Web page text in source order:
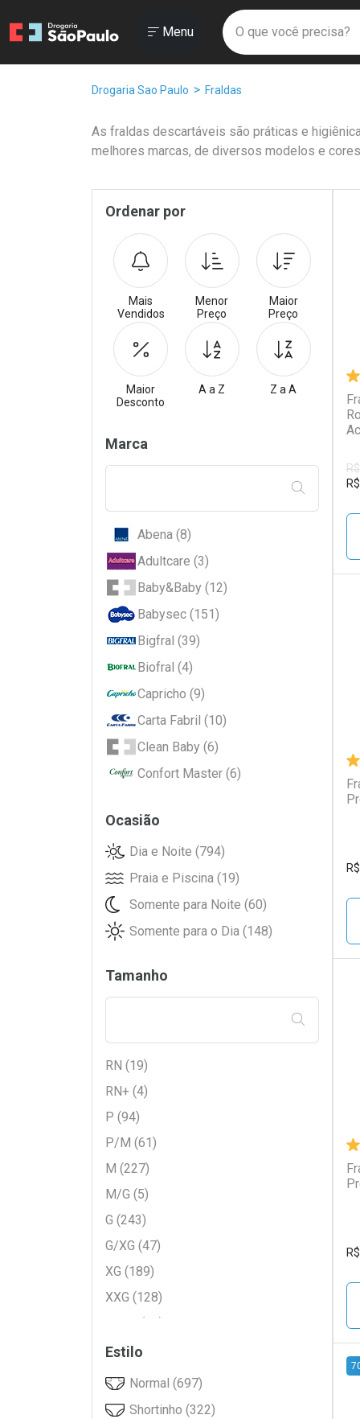
Drogaria São Paulo
Ir direto para a home
pela página
Ir direto para o conteúdo
Ir direto para a ajuda
Ir direto para o carrinho
Ir direto para o menu
Faça a sua
O que você
Menu
Abrir ou Fechar
Menu
Breadcrumb
Drogaria Sao Paulo Fraldas
As fraldas descartáveis são práticas e
melhores marcas, de diversos modelos e
Promoções em Destaque
R$
R$
R$
Sidebar
Ordenar por
Mais
Vendidos
Menor
Preço
Maior
Preço
Maior
Desconto
A a Z Z a A
Filtros
Marca
FILTRAR
Abena (8)
Adultcare (3)
Baby&Baby (12)
Babysec (151)
Bigfral (39)
Biofral (4)
Capricho (9)
Carta Fabril (10)
Clean Baby (6)
Confort Master (6)
Cremer (8)
Dogs Care (6)
Dog's Care (12)
ESTRELINHA (5)
Ever Baby (41)
Ever Green (5)
Huggies (209)
Incofral (5)
Jumbinho (5)
Lifree (4)
Looney Tunes (8)
Looping (5)
Mamypoko (77)
Mardam (2)
Mili (20)
MILI (34)
Pampers (360)
Personal (40)
Pet Society (3)
Ocasião
Dia e Noite (794)
Praia e Piscina (19)
Somente para Noite (60)
Somente para o Dia (148)
Tamanho
FILTRAR
RN (19)
RN+ (4)
P (94)
P/M (61)
M (227)
M/G (5)
G (243)
G/XG (47)
XG (189)
XXG (128)
XXXG (14)
EG (27)
Tamanho Único (5)
Estilo
Normal (697)
Shortinho (322)